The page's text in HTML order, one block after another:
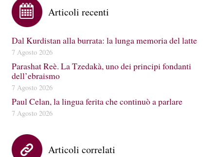
Articoli recenti
Dal Kurdistan alla burrata: la lunga memoria del latte
7 Agosto 2026
Parashat Reè. La Tzedakà, uno dei principi fondanti
dell’ebraismo
7 Agosto 2026
Paul Celan, la lingua ferita che continuò a parlare
7 Agosto 2026
Articoli correlati